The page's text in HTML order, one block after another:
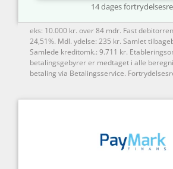
14 dages
eks: 10.000 kr. over 84 mdr. Fast
24,51%. Mdl. ydelse: 235 kr. Samlet
Samlede kreditomk.: 9.711 kr.
betalingsgebyrer er medtaget i alle
betaling via Betalingsservice.